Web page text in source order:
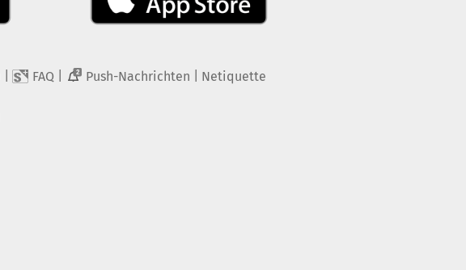
FAQ 2 Push-Nachrichten Netiquette